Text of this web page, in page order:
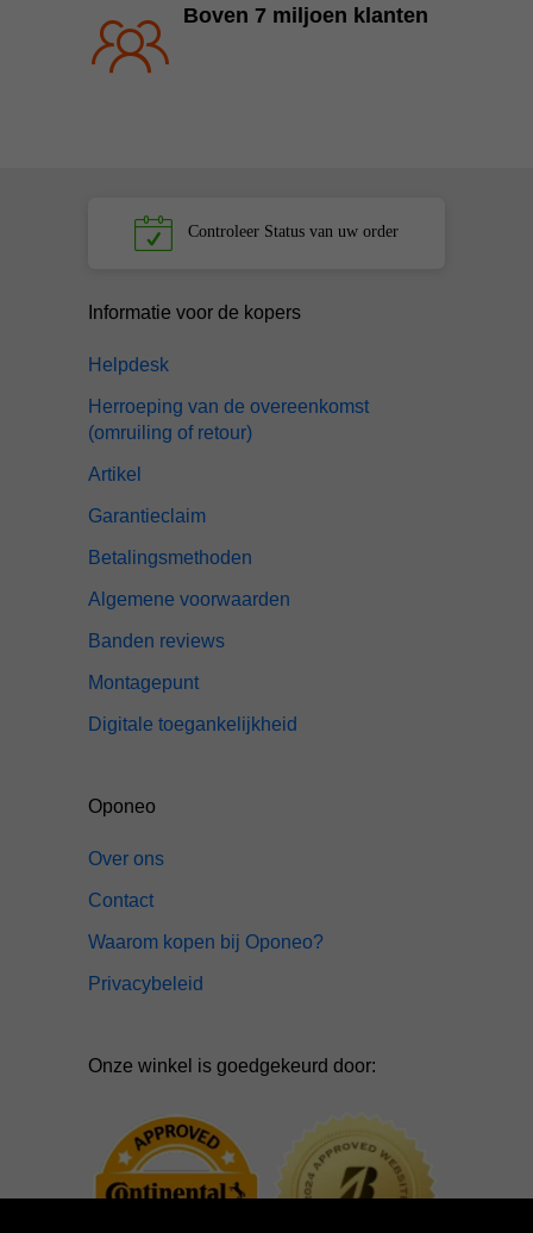
Boven 7 miljoen klanten
Controleer Status van uw order
Informatie voor de kopers
Helpdesk
Herroeping van de overeenkomst
(omruiling of retour)
Artikel
Garantieclaim
Betalingsmethoden
Algemene voorwaarden
Banden reviews
Montagepunt
Digitale toegankelijkheid
Oponeo
Over ons
Contact
Waarom kopen bij Oponeo?
Privacybeleid
Onze winkel is goedgekeurd door: